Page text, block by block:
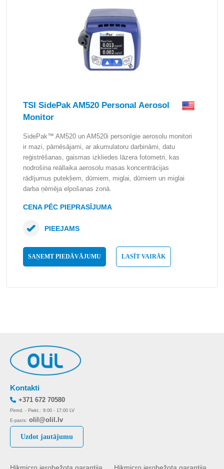
TSI SidePak AM520 Personal Aerosol
Monitor
SidePak™ AM520 un AM520i personīgie aerosolu monitori
ir mazi, pārnēsājami, ar akumulatoru darbināmi, datu
reģistrēšanas, gaismas izkliedes lāzera fotometri, kas
nodrošina reāllaika aerosolu masas koncentrācijas
rādījumus putekļiem, dūmiem, miglai, dūmiem un miglai
darba ņēmēja elpošanas zonā.
CENA PĒC PIEPRASĪJUMA
SAŅEMT PIEDĀVĀJUMU LASĪT VAIRĀK
PIEEJAMS
Kontakti
+371 672 70580
Pirmd. - Piekt.: 9:00 - 17:00 LV
E-pasts: olil@olil.lv
Uzdot jautājumu